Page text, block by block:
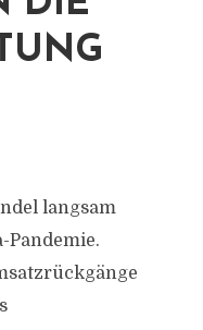
langsam
Pandemie.